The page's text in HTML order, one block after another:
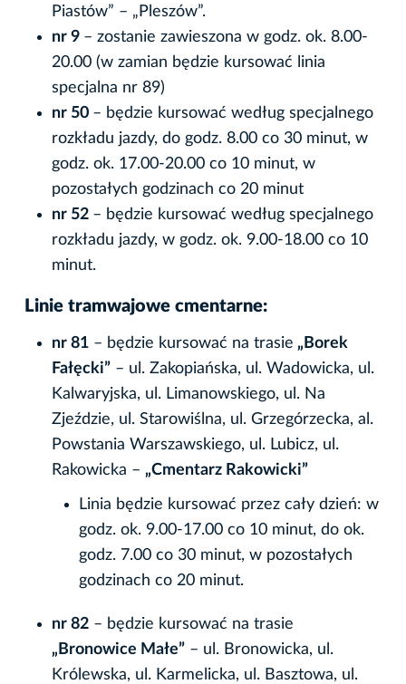
Piastów” – „Pleszów”.
nr 9 – zostanie zawieszona w godz. ok. 8.00-
20.00 (w zamian będzie kursować linia
specjalna nr 89)
nr 50 – będzie kursować według specjalnego
rozkładu jazdy, do godz. 8.00 co 30 minut, w
godz. ok. 17.00-20.00 co 10 minut, w
pozostałych godzinach co 20 minut
nr 52 – będzie kursować według specjalnego
rozkładu jazdy, w godz. ok. 9.00-18.00 co 10
minut.
Linie tramwajowe cmentarne:
nr 81 – będzie kursować na trasie „Borek
Fałęcki” – ul. Zakopiańska, ul. Wadowicka, ul.
Kalwaryjska, ul. Limanowskiego, ul. Na
Zjeździe, ul. Starowiślna, ul. Grzegórzecka, al.
Powstania Warszawskiego, ul. Lubicz, ul.
Rakowicka – „Cmentarz Rakowicki”
Linia będzie kursować przez cały dzień: w
godz. ok. 9.00-17.00 co 10 minut, do ok.
godz. 7.00 co 30 minut, w pozostałych
godzinach co 20 minut.
nr 82 – będzie kursować na trasie
„Bronowice Małe” – ul. Bronowicka, ul.
Królewska, ul. Karmelicka, ul. Basztowa, ul.